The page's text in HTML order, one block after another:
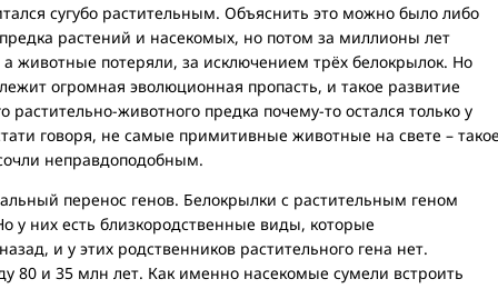
сугубо растительным. Объяснить это можно было либо
растений и насекомых, но потом за миллионы лет
животные потеряли, за исключением трёх белокрылок. Но
огромная эволюционная пропасть, и такое развитие
животного предка почему-то остался только у
говоря, не самые примитивные животные на свете – такое
неправдоподобным.
перенос генов. Белокрылки с растительным геном
у них есть близкородственные виды, которые
и у этих родственников растительного гена нет.
80 и 35 млн лет. Как именно насекомые сумели встроить